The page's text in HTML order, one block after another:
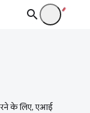
के लिए, एआई